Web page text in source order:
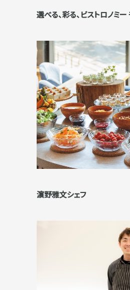
選べる、彩る、ビストロノミ
濵野雅文シェフ